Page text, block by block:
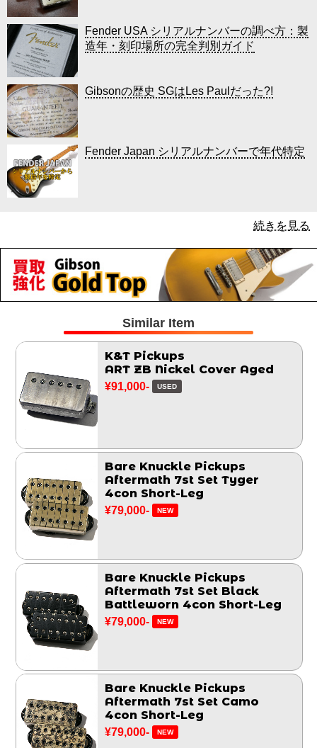
Fender USA シリアルナンバーの調べ方：製
造年・刻印場所の完全判別ガイド
Gibsonの歴史 SGはLes Paulだった?!
Fender Japan シリアルナンバーで年代特定
続きを見る
Similar Item
K&T Pickups
ART ZB Nickel Cover Aged
¥91,000- USED
Bare Knuckle Pickups
Aftermath 7st Set Tyger
4con Short-Leg
¥79,000- NEW
Bare Knuckle Pickups
Aftermath 7st Set Black
Battleworn 4con Short-Leg
¥79,000- NEW
Bare Knuckle Pickups
Aftermath 7st Set Camo
4con Short-Leg
¥79,000- NEW